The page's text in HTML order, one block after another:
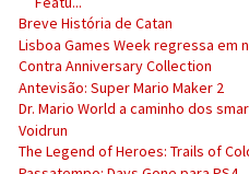
Breve História de Catan
Lisboa Games Week regressa em
Contra Anniversary Collection
Antevisão: Super Mario Maker 2
Dr. Mario World a caminho dos
Voidrun
The Legend of Heroes: Trails of